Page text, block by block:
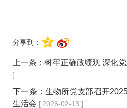
分享到：
上一条：树牢正确政绩观 深化
]
下一条： 生物所党支部召开
生活会 [ 2026-02-13 ]